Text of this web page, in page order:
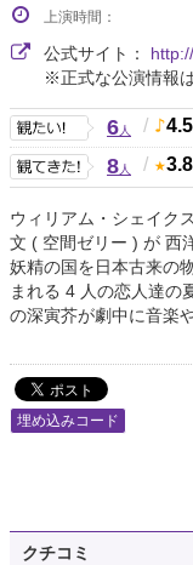
上演時間：
公式サイト：
※正式な公演情報
6人 / 4.5
8人 / 3.8
ウィリアム・シェイク
文 ( 空間ゼリー ) が 西
妖精の国を日本古来の
まれる 4 人の恋人達の
の深寅芥が劇中に音楽
埋め込みコード
クチコミ